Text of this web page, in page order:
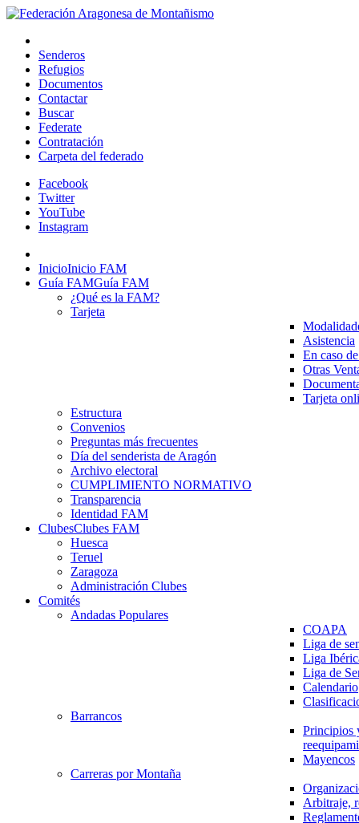
Senderos
Refugios
Documentos
Contactar
Buscar
Federate
Contratación
Carpeta del federado
Facebook
Twitter
YouTube
Instagram
InicioInicio FAM
Guía FAMGuía FAM
¿Qué es la FAM?
Tarjeta
Asistencia
En caso
Otras
Tarjeta
Estructura
Convenios
Preguntas más frecuentes
Día del senderista de Aragón
Archivo electoral
CUMPLIMIENTO NORMATIVO
Transparencia
Identidad FAM
ClubesClubes FAM
Huesca
Teruel
Zaragoza
Administración Clubes
Comités
Andadas Populares
COAPA
Liga de
Liga
Liga de
Calendario
Barrancos
Principios
Mayencos
Carreras por Montaña
Arbitraje,